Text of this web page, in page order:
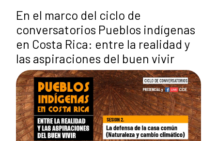
En el marco del ciclo de
conversatorios Pueblos indígenas
en Costa Rica: entre la realidad y
las aspiraciones del buen vivir